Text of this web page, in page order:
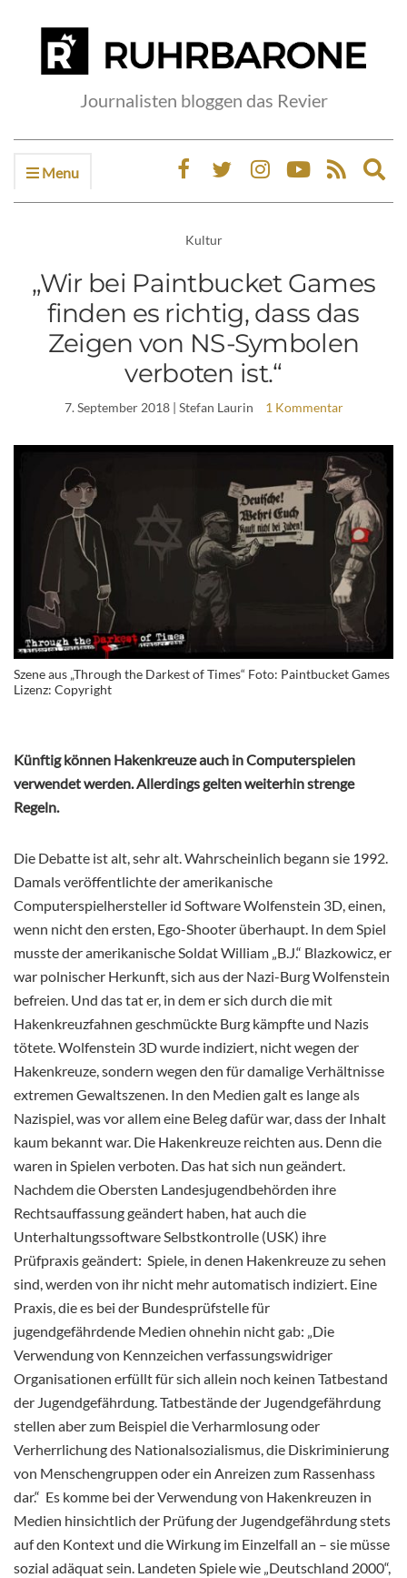
Journalisten bloggen das Revier
Menu
Kultur
„Wir bei Paintbucket Games
finden es richtig, dass das
Zeigen von NS-Symbolen
verboten ist.“
7. September 2018| Stefan Laurin 1 Kommentar
Szene aus „Through the Darkest of Times“ Foto: Paintbucket Games
Lizenz: Copyright
Künftig können Hakenkreuze auch in Computerspielen
verwendet werden. Allerdings gelten weiterhin strenge
Regeln.
Die Debatte ist alt, sehr alt. Wahrscheinlich begann sie 1992.
Damals veröffentlichte der amerikanische
Computerspielhersteller id Software Wolfenstein 3D, einen,
wenn nicht den ersten, Ego-Shooter überhaupt. In dem Spiel
musste der amerikanische Soldat William „B.J.“ Blazkowicz, er
war polnischer Herkunft, sich aus der Nazi-Burg Wolfenstein
befreien. Und das tat er, in dem er sich durch die mit
Hakenkreuzfahnen geschmückte Burg kämpfte und Nazis
tötete. Wolfenstein 3D wurde indiziert, nicht wegen der
Hakenkreuze, sondern wegen den für damalige Verhältnisse
extremen Gewaltszenen. In den Medien galt es lange als
Nazispiel, was vor allem eine Beleg dafür war, dass der Inhalt
kaum bekannt war. Die Hakenkreuze reichten aus. Denn die
waren in Spielen verboten. Das hat sich nun geändert.
Nachdem die Obersten Landesjugendbehörden ihre
Rechtsauffassung geändert haben, hat auch die
Unterhaltungssoftware Selbstkontrolle (USK) ihre
Prüfpraxis geändert: Spiele, in denen Hakenkreuze zu sehen
sind, werden von ihr nicht mehr automatisch indiziert. Eine
Praxis, die es bei der Bundesprüfstelle für
jugendgefährdende Medien ohnehin nicht gab: „Die
Verwendung von Kennzeichen verfassungswidriger
Organisationen erfüllt für sich allein noch keinen Tatbestand
der Jugendgefährdung. Tatbestände der Jugendgefährdung
stellen aber zum Beispiel die Verharmlosung oder
Verherrlichung des Nationalsozialismus, die Diskriminierung
von Menschengruppen oder ein Anreizen zum Rassenhass
dar.“ Es komme bei der Verwendung von Hakenkreuzen in
Medien hinsichtlich der Prüfung der Jugendgefährdung stets
auf den Kontext und die Wirkung im Einzelfall an – sie müsse
sozial adäquat sein. Landeten Spiele wie „Deutschland 2000“,